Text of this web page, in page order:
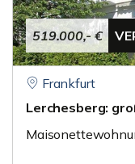
519.000,- €
Frankfurt
Lerchesberg: